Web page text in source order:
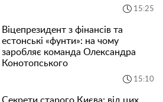
15:25
15:10
Віцепрезидент з фінансів та
естонські «фунти»: на чому
заробляє команда Олександра
Конотопського